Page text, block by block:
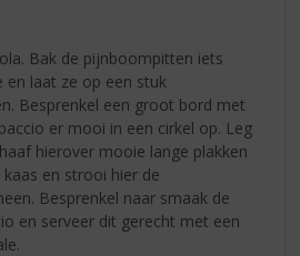
Bak de pijnboompitten iets
en laat ze op een stuk
Besprenkel een groot bord met
er mooi in een cirkel op. Leg
hierover mooie lange plakken
en strooi hier de
Besprenkel naar smaak de
en serveer dit gerecht met een